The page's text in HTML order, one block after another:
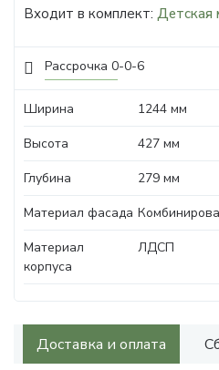
Рассрочка 0-0-6
Входит в комплект: Детская
Ширина
1244 мм
Высота
427 мм
Глубина
279 мм
Материал фасада
Материал
корпуса
ЛДСП
Доставка и оплата